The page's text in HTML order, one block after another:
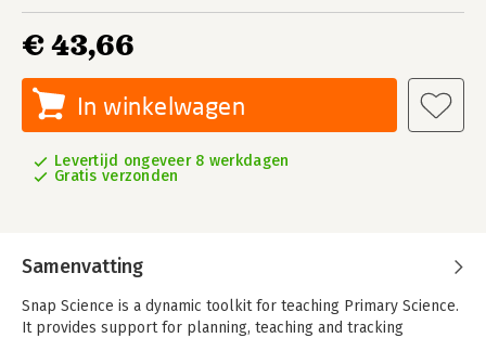
€ 43,66
In winkelwagen
Levertijd ongeveer 8 werkdagen
Gratis verzonden
Samenvatting
Snap Science is a dynamic toolkit for teaching Primary Science.
It provides support for planning, teaching and tracking